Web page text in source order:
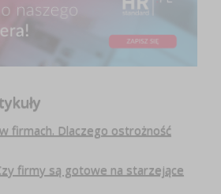
firmach. Dlaczego ostrożność
firmy są gotowe na starzejące